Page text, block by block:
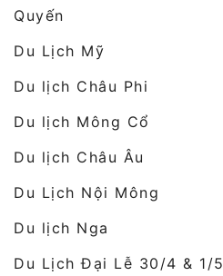
Quyến
Du Lịch Mỹ
Du lịch Châu Phi
Du lịch Mông Cổ
Du lịch Châu Âu
Du Lịch Nội Mông
Du lịch Nga
Du Lịch Đại Lễ 30/4 & 1/5